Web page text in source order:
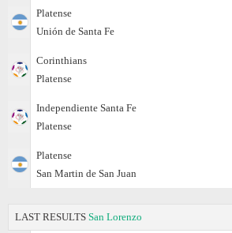
Platense
Unión de Santa Fe
Corinthians
Platense
Independiente Santa Fe
Platense
Platense
San Martin de San Juan
LAST RESULTS San Lorenzo